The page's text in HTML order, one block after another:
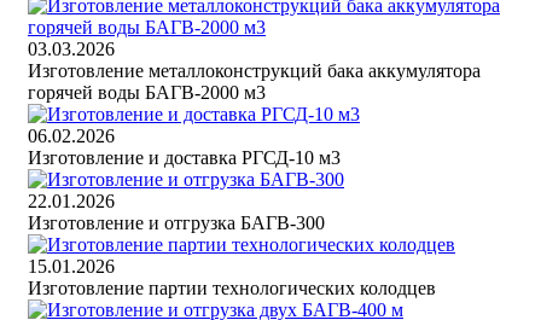
03.03.2026
Изготовление металлоконструкций бака аккумулятора
горячей воды БАГВ-2000 м3
06.02.2026
Изготовление и доставка РГСД-10 м3
22.01.2026
Изготовление и отгрузка БАГВ-300
15.01.2026
Изготовление партии технологических колодцев